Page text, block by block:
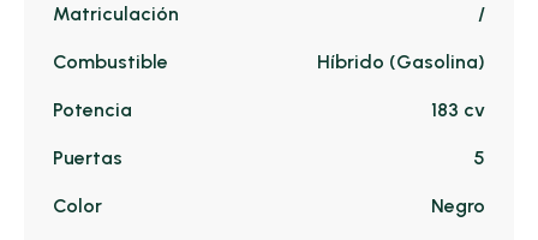
Matriculación /
Combustible Híbrido (Gasolina)
Potencia 183 cv
Puertas 5
Color Negro